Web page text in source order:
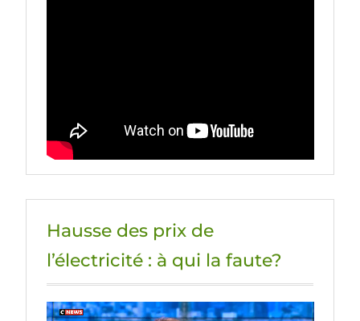
Hausse des prix de
l’électricité : à qui la faute?
Lecteur